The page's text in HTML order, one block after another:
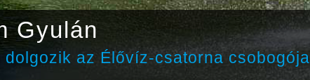
Gyulán
dolgozik az Élővíz-csatorna csobogója